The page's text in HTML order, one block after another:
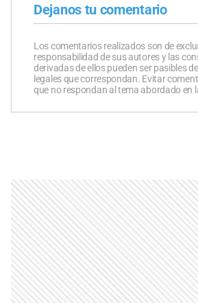
Dejanos tu comentario
Los comentarios realizados son de
responsabilidad de sus autores y las
derivadas de ellos pueden ser pasibles
legales que correspondan. Evitar
que no respondan al tema abordado en